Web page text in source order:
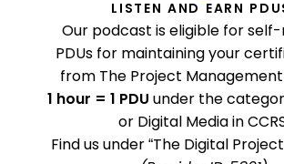
LISTEN AND EARN
Our podcast is eligible for
PDUs for maintaining your
from The Project
1 hour = 1 PDU under the
or Digital Media in
Find us under “The Digital